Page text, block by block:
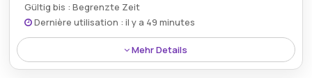
Gültig bis : Begrenzte Zeit
Dernière utilisation : il y a 49 minutes
Mehr Details
Profitieren Sie bei Triebenbacher Home von